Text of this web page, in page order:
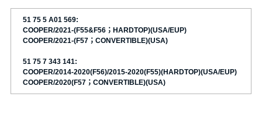
51 75 5 A01 569:
COOPER/2021-(F55&F56；HARDTOP)(USA/EUP)
COOPER/2021-(F57；CONVERTIBLE)(USA)
51 75 7 343 141:
COOPER/2014-2020(F56)/2015-2020(F55)(HARDTOP)(USA/EUP)
COOPER/2020(F57；CONVERTIBLE)(USA)